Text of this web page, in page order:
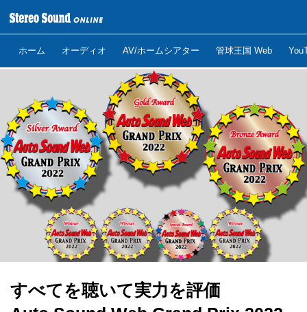
ホーム オーディオ AV/ホームシアター 管球王国 Web
すべてを聴いて実力を評価